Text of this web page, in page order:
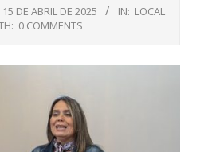
15 DE ABRIL DE 2025 IN: LOCAL
0 COMMENTS